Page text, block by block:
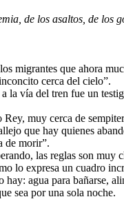
de los asaltos, de los
migrantes que ahora
cerca del cielo”.
la vía del tren fue un
muy cerca de
que hay quienes
de morir”.
las reglas son
lo expresa un cuadro
agua para bañarse,
sea por una sola noche.